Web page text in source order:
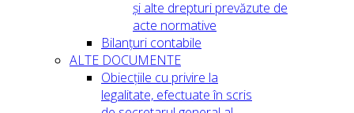
și alte drepturi prevăzute de
acte normative
Bilanțuri contabile
ALTE DOCUMENTE
Obiecțiile cu privire la
legalitate, efectuate în scris